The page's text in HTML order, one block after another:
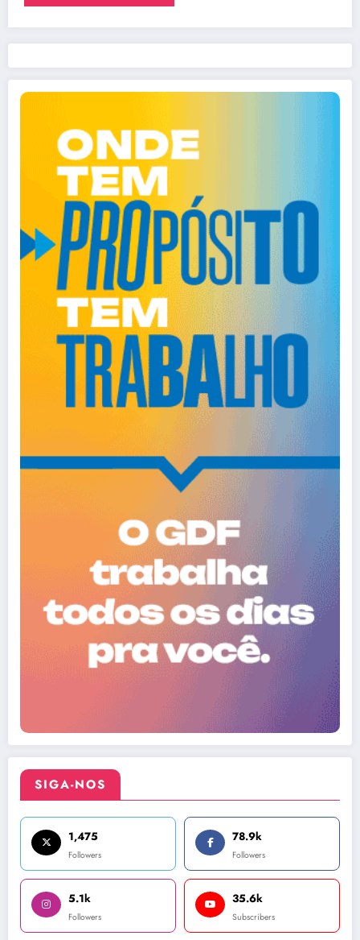
SIGA-NOS
1,475
Followers
78.9k
Followers
5.1k
Followers
35.6k
Subscribers